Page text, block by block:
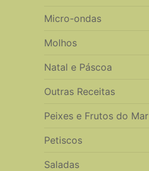
Micro-ondas
Molhos
Natal e Páscoa
Outras Receitas
Peixes e Frutos do Mar
Petiscos
Saladas